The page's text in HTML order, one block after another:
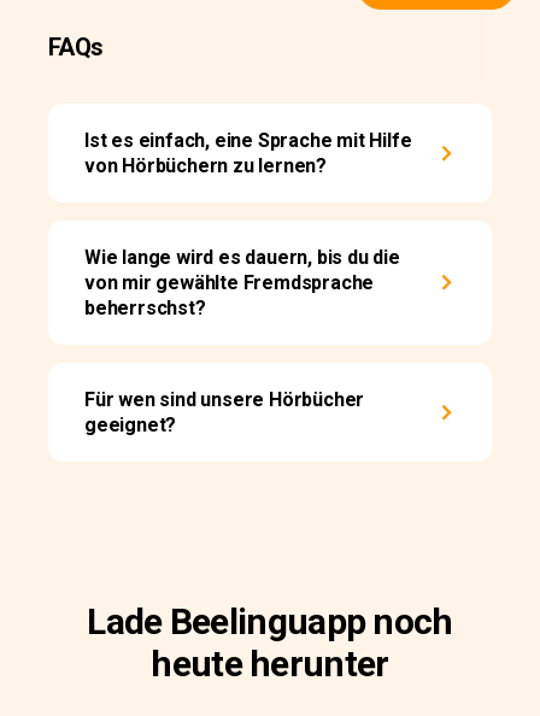
FAQs
Ist es einfach, eine Sprache mit Hilfe
von Hörbüchern zu lernen?
Wie lange wird es dauern, bis du die
von mir gewählte Fremdsprache
beherrschst?
Für wen sind unsere Hörbücher
geeignet?
Lade Beelinguapp noch
heute herunter